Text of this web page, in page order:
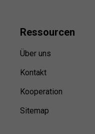
Ressourcen
Über uns
Kontakt
Kooperation
Sitemap